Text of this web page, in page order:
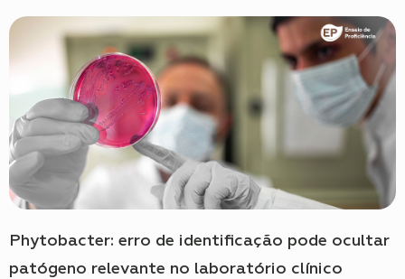
Phytobacter: erro de identificação pode ocultar
patógeno relevante no laboratório clínico